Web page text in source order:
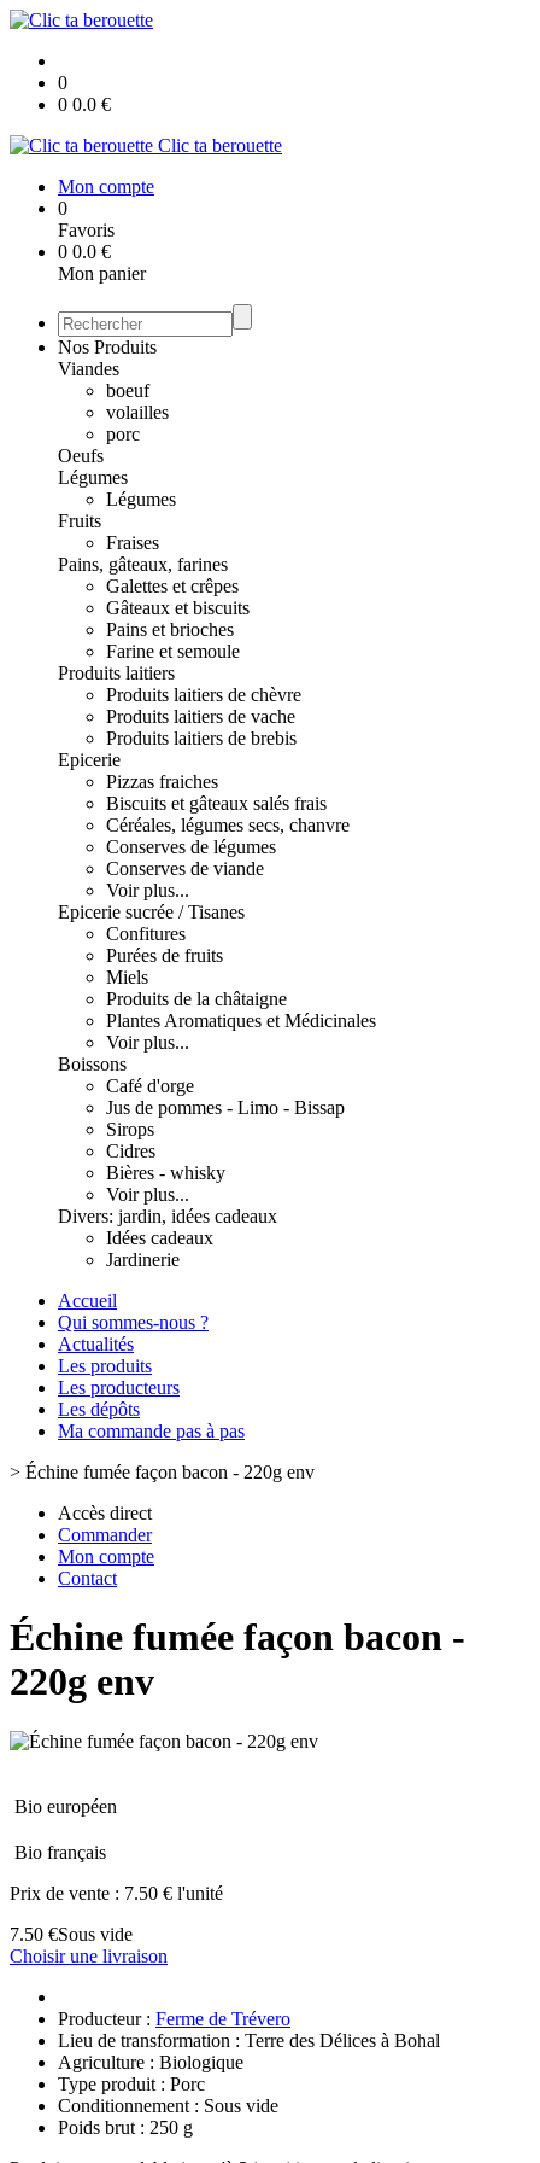
0
0 0.0 €
Clic ta berouette
Mon compte
0
Favoris
0 0.0 €
Mon panier
Nos Produits
Viandes
boeuf
volailles
porc
Oeufs
Légumes
Légumes
Fruits
Fraises
Pains, gâteaux, farines
Galettes et crêpes
Gâteaux et biscuits
Pains et brioches
Farine et semoule
Produits laitiers
Produits laitiers de chèvre
Produits laitiers de vache
Produits laitiers de brebis
Epicerie
Pizzas fraiches
Biscuits et gâteaux salés frais
Céréales, légumes secs, chanvre
Conserves de légumes
Conserves de viande
Voir plus...
Epicerie sucrée / Tisanes
Confitures
Purées de fruits
Miels
Produits de la châtaigne
Plantes Aromatiques et Médicinales
Voir plus...
Boissons
Café d'orge
Jus de pommes - Limo - Bissap
Sirops
Cidres
Bières - whisky
Voir plus...
Divers: jardin, idées cadeaux
Idées cadeaux
Jardinerie
Accueil
Qui sommes-nous ?
Actualités
Les produits
Les producteurs
Les dépôts
Ma commande pas à pas
> Échine fumée façon bacon - 220g env
Accès direct
Commander
Mon compte
Contact
Échine fumée façon bacon -
220g env
Bio européen
Bio français
Prix de vente : 7.50 € l'unité
7.50 €Sous vide
Choisir une livraison
Producteur : Ferme de Trévero
Lieu de transformation : Terre des Délices à Bohal
Agriculture : Biologique
Type produit : Porc
Conditionnement : Sous vide
Poids brut : 250 g